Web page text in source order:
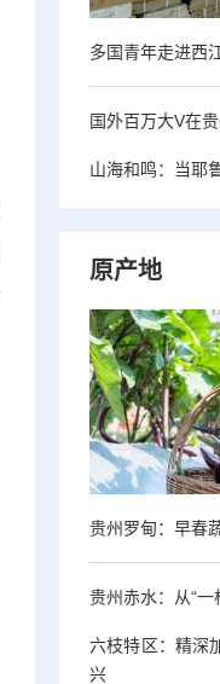
多国青年走进西
国外百万大V在
山海和鸣：当耶
原产地
贵州罗甸：早春
贵州赤水：从“一
六枝特区：精深
兴